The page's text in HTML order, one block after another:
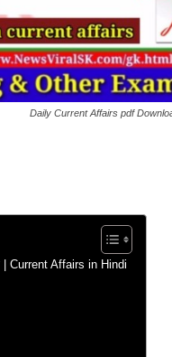
Daily Current Affairs pdf
Current Affairs in Hindi